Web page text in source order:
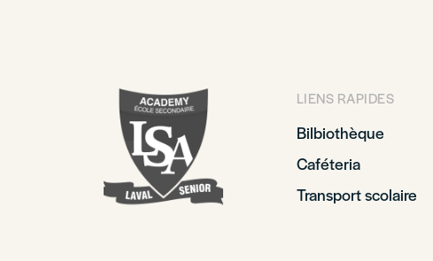
LIENS RAPIDES
Bilbiothèque
Caféteria
Transport scolaire